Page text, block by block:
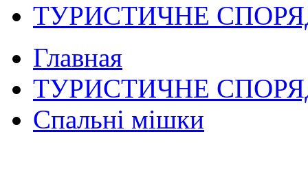
ТУРИСТИЧНЕ
Главная
ТУРИСТИЧНЕ
Спальні мішки